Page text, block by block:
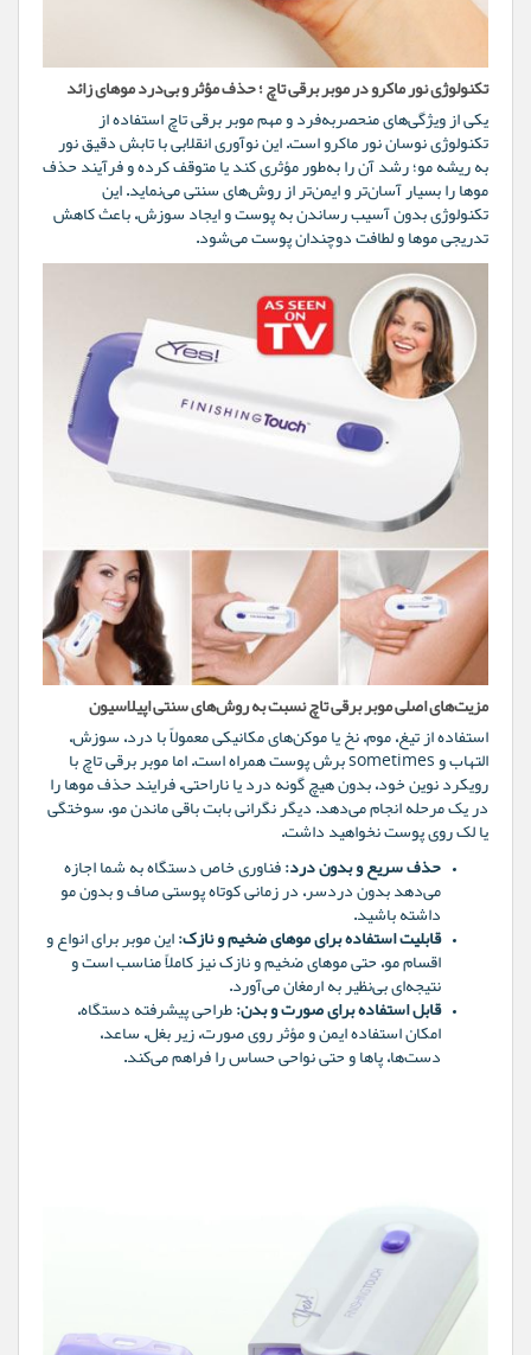
تکنولوژی نور ماکرو در موبر برقی تاچ ؛ حذف مؤثر و بی‌درد موهای زائد
یکی از ویژگی‌های منحصربه‌فرد و مهم موبر برقی تاچ استفاده از
تکنولوژی نوسان نور ماکرو است. این نوآوری انقلابی با تابش دقیق نور
به ریشه مو؛ رشد آن را به‌طور مؤثری کند یا متوقف کرده و فرآیند حذف
موها را بسیار آسان‌تر و ایمن‌تر از روش‌های سنتی می‌نماید. این
تکنولوژی بدون آسیب رساندن به پوست و ایجاد سوزش، باعث کاهش
تدریجی موها و لطافت دوچندان پوست می‌شود.
مزیت‌های اصلی موبر برقی تاچ نسبت به روش‌های سنتی اپیلاسیون
استفاده از تیغ، موم، نخ یا موکن‌های مکانیکی معمولاً با درد، سوزش،
التهاب و sometimes برش پوست همراه است. اما موبر برقی تاچ با
رویکرد نوین خود، بدون هیچ گونه درد یا ناراحتی، فرایند حذف موها را
در یک مرحله انجام می‌دهد. دیگر نگرانی بابت باقی ماندن مو، سوختگی
یا لک روی پوست نخواهید داشت.
حذف سریع و بدون درد: فناوری خاص دستگاه به شما اجازه
می‌دهد بدون دردسر، در زمانی کوتاه پوستی صاف و بدون مو
داشته باشید.
قابلیت استفاده برای موهای ضخیم و نازک: این موبر برای انواع و
اقسام مو، حتی موهای ضخیم و نازک نیز کاملاً مناسب است و
نتیجه‌ای بی‌نظیر به ارمغان می‌آورد.
قابل استفاده برای صورت و بدن: طراحی پیشرفته دستگاه،
امکان استفاده ایمن و مؤثر روی صورت، زیر بغل، ساعد،
دست‌ها، پاها و حتی نواحی حساس را فراهم می‌کند.